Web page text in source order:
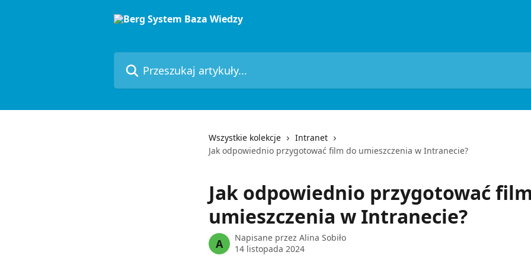
Wszystkie kolekcje
Intranet
Jak odpowiednio przygotować film do umieszczenia w Intranecie?
Jak odpowiednio przygotować
umieszczenia w Intranecie?
A Napisane przez Alina Sobiło
14 listopada 2024